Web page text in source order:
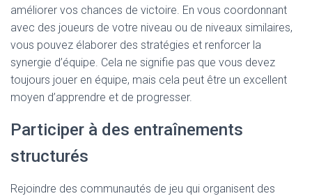
améliorer vos chances de victoire. En vous coordonnant
avec des joueurs de votre niveau ou de niveaux similaires,
vous pouvez élaborer des stratégies et renforcer la
synergie d’équipe. Cela ne signifie pas que vous devez
toujours jouer en équipe, mais cela peut être un excellent
moyen d’apprendre et de progresser.
Participer à des entraînements
structurés
Rejoindre des communautés de jeu qui organisent des